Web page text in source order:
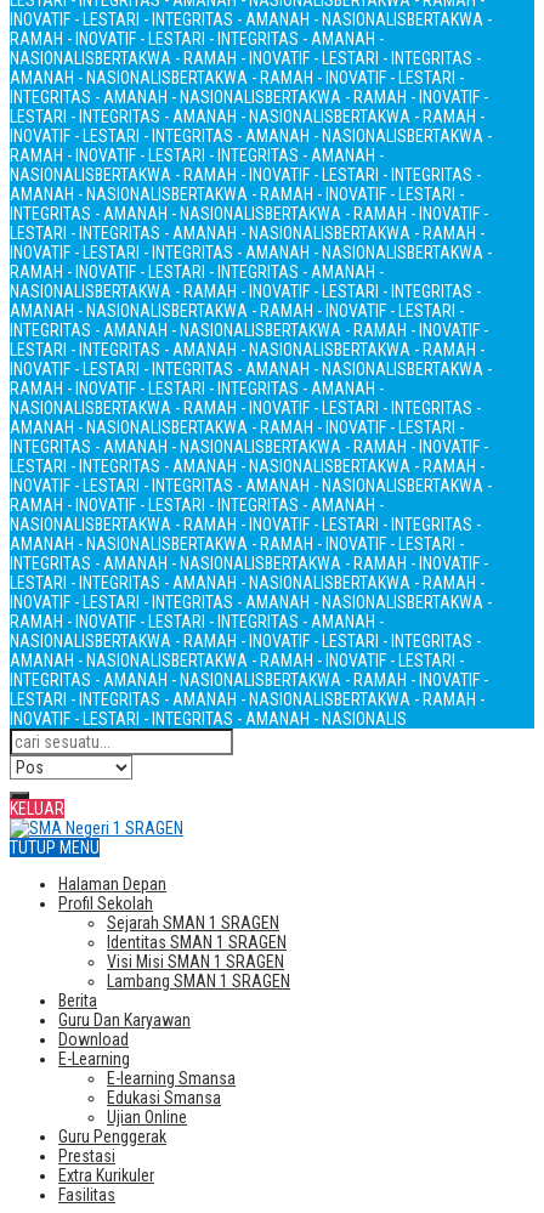
INOVATIF - LESTARI - INTEGRITAS - AMANAH - NASIONALISBERTAKWA -
RAMAH - INOVATIF - LESTARI - INTEGRITAS - AMANAH -
NASIONALISBERTAKWA - RAMAH - INOVATIF - LESTARI - INTEGRITAS -
AMANAH - NASIONALISBERTAKWA - RAMAH - INOVATIF - LESTARI -
INTEGRITAS - AMANAH - NASIONALISBERTAKWA - RAMAH - INOVATIF -
LESTARI - INTEGRITAS - AMANAH - NASIONALISBERTAKWA - RAMAH -
INOVATIF - LESTARI - INTEGRITAS - AMANAH - NASIONALISBERTAKWA -
RAMAH - INOVATIF - LESTARI - INTEGRITAS - AMANAH -
NASIONALISBERTAKWA - RAMAH - INOVATIF - LESTARI - INTEGRITAS -
AMANAH - NASIONALISBERTAKWA - RAMAH - INOVATIF - LESTARI -
INTEGRITAS - AMANAH - NASIONALISBERTAKWA - RAMAH - INOVATIF -
LESTARI - INTEGRITAS - AMANAH - NASIONALISBERTAKWA - RAMAH -
INOVATIF - LESTARI - INTEGRITAS - AMANAH - NASIONALISBERTAKWA -
RAMAH - INOVATIF - LESTARI - INTEGRITAS - AMANAH -
NASIONALISBERTAKWA - RAMAH - INOVATIF - LESTARI - INTEGRITAS -
AMANAH - NASIONALISBERTAKWA - RAMAH - INOVATIF - LESTARI -
INTEGRITAS - AMANAH - NASIONALISBERTAKWA - RAMAH - INOVATIF -
LESTARI - INTEGRITAS - AMANAH - NASIONALISBERTAKWA - RAMAH -
INOVATIF - LESTARI - INTEGRITAS - AMANAH - NASIONALISBERTAKWA -
RAMAH - INOVATIF - LESTARI - INTEGRITAS - AMANAH -
NASIONALISBERTAKWA - RAMAH - INOVATIF - LESTARI - INTEGRITAS -
AMANAH - NASIONALISBERTAKWA - RAMAH - INOVATIF - LESTARI -
INTEGRITAS - AMANAH - NASIONALISBERTAKWA - RAMAH - INOVATIF -
LESTARI - INTEGRITAS - AMANAH - NASIONALISBERTAKWA - RAMAH -
INOVATIF - LESTARI - INTEGRITAS - AMANAH - NASIONALISBERTAKWA -
RAMAH - INOVATIF - LESTARI - INTEGRITAS - AMANAH -
NASIONALISBERTAKWA - RAMAH - INOVATIF - LESTARI - INTEGRITAS -
AMANAH - NASIONALISBERTAKWA - RAMAH - INOVATIF - LESTARI -
INTEGRITAS - AMANAH - NASIONALISBERTAKWA - RAMAH - INOVATIF -
LESTARI - INTEGRITAS - AMANAH - NASIONALISBERTAKWA - RAMAH -
INOVATIF - LESTARI - INTEGRITAS - AMANAH - NASIONALISBERTAKWA -
RAMAH - INOVATIF - LESTARI - INTEGRITAS - AMANAH -
NASIONALISBERTAKWA - RAMAH - INOVATIF - LESTARI - INTEGRITAS -
AMANAH - NASIONALISBERTAKWA - RAMAH - INOVATIF - LESTARI -
INTEGRITAS - AMANAH - NASIONALISBERTAKWA - RAMAH - INOVATIF -
LESTARI - INTEGRITAS - AMANAH - NASIONALISBERTAKWA - RAMAH -
INOVATIF - LESTARI - INTEGRITAS - AMANAH - NASIONALIS
KELUAR
TUTUP MENU
Halaman Depan
Profil Sekolah
Sejarah SMAN 1 SRAGEN
Identitas SMAN 1 SRAGEN
Visi Misi SMAN 1 SRAGEN
Lambang SMAN 1 SRAGEN
Berita
Guru Dan Karyawan
Download
E-Learning
E-learning Smansa
Edukasi Smansa
Ujian Online
Guru Penggerak
Prestasi
Extra Kurikuler
Fasilitas